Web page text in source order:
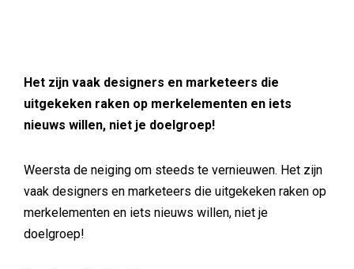
Het zijn vaak designers en marketeers die
uitgekeken raken op merkelementen en iets
nieuws willen, niet je doelgroep!
Weersta de neiging om steeds te vernieuwen. Het zijn
vaak designers en marketeers die uitgekeken raken op
merkelementen en iets nieuws willen, niet je
doelgroep!